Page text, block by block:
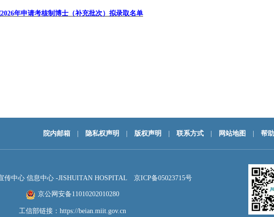
6年申请考核制博士 （补充批次 ） 拟录取名单
院内邮箱 隐私权声明 版权声明 联系方式 网站地图 帮
传中心 信息中心 -JISHUITAN HOSPITAL 京ICP备05023715号
京公网安备11010202010280
工信部链接： https://beian.miit.gov.cn